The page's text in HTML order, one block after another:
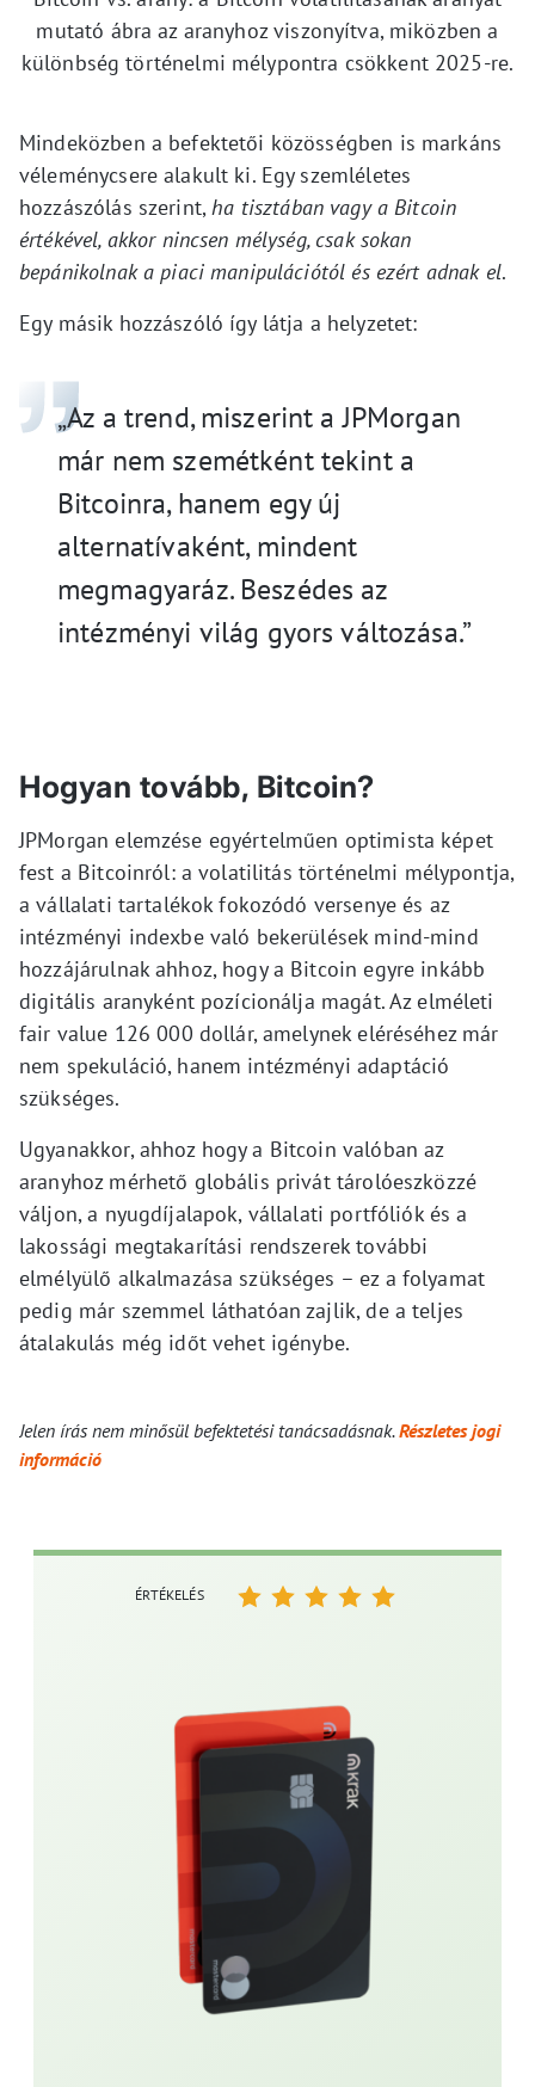
mutató ábra az aranyhoz viszonyítva, miközben a
különbség történelmi mélypontra csökkent 2025-re.
Mindeközben a befektetői közösségben is markáns
véleménycsere alakult ki. Egy szemléletes
hozzászólás szerint, ha tisztában vagy a Bitcoin
értékével, akkor nincsen mélység, csak sokan
bepánikolnak a piaci manipulációtól és ezért adnak el.
Egy másik hozzászóló így látja a helyzetet:
„Az a trend, miszerint a JPMorgan
már nem szemétként tekint a
Bitcoinra, hanem egy új
alternatívaként, mindent
megmagyaráz. Beszédes az
intézményi világ gyors változása.”
Hogyan tovább, Bitcoin?
JPMorgan elemzése egyértelműen optimista képet
fest a Bitcoinról: a volatilitás történelmi mélypontja,
a vállalati tartalékok fokozódó versenye és az
intézményi indexbe való bekerülések mind-mind
hozzájárulnak ahhoz, hogy a Bitcoin egyre inkább
digitális aranyként pozícionálja magát. Az elméleti
fair value 126 000 dollár, amelynek eléréséhez már
nem spekuláció, hanem intézményi adaptáció
szükséges.
Ugyanakkor, ahhoz hogy a Bitcoin valóban az
aranyhoz mérhető globális privát tárolóeszközzé
váljon, a nyugdíjalapok, vállalati portfóliók és a
lakossági megtakarítási rendszerek további
elmélyülő alkalmazása szükséges – ez a folyamat
pedig már szemmel láthatóan zajlik, de a teljes
átalakulás még időt vehet igénybe.
Jelen írás nem minősül befektetési tanácsadásnak.Részletes jogi
információ
ÉRTÉKELÉS